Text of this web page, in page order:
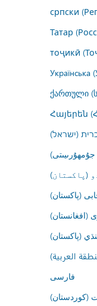
српски
Татар
тоҷикӣ
Українська
ქართული
Հայերեն
(ישראל)
(پاکستان)
(پاکستان)
(افغانستان)
(پاکستان)
العربية)
فارسى
(کوردستان)